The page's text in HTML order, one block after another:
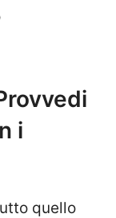
i
quello